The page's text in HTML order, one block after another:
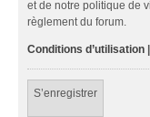
et de notre politique de
règlement du forum.
Conditions d’utilisation |
S’enregistrer